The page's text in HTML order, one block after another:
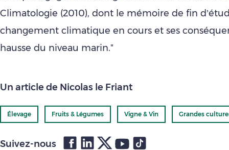
Climatologie (2010), dont le mémoire de fin
changement climatique en cours et ses
hausse du niveau marin."
Un article de Nicolas le Friant
Élevage Fruits & Légumes Vigne & Vin Grandes
Suivez-nous